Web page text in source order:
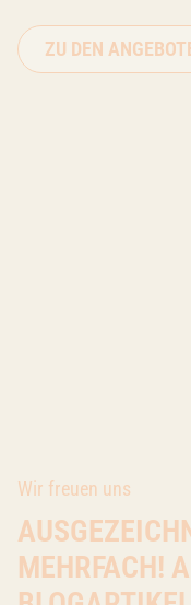
ZU DEN
Wir freuen uns
MEHRFACH!